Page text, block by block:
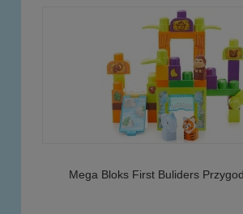
Mega Bloks First Buliders